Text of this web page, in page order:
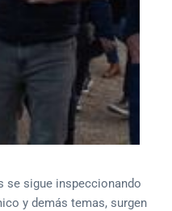
se sigue inspeccionando
y demás temas, surgen